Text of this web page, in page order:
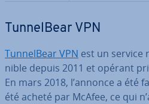
Tun­nel­Bear VPN
Tun­nel­Bear VPN est un
nible depuis 2011 et opérant
En mars 2018, l’annonce a été
été acheté par McAfee, ce qui